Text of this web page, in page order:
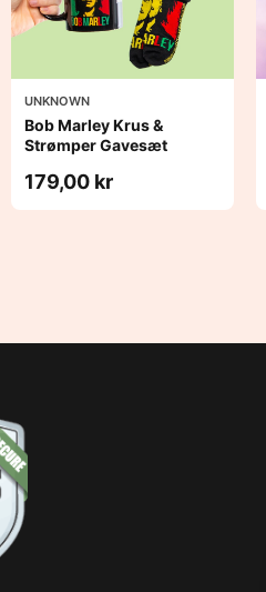
UNKNOWN
Bob Marley Krus &
Strømper Gavesæt
179,00 kr